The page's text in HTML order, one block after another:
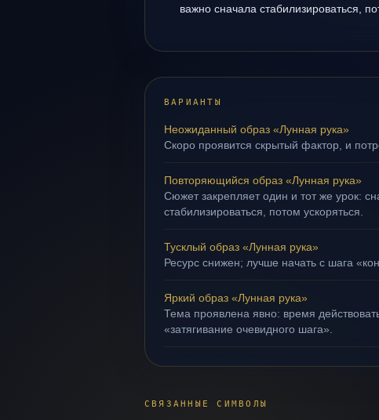
важно сначала стабилизироваться,
ВАРИАНТЫ
Неожиданный образ «Лунная рука»
Скоро проявится скрытый фактор, и
Повторяющийся образ «Лунная рука»
Сюжет закрепляет один и тот же урок:
стабилизироваться, потом ускоряться.
Тусклый образ «Лунная рука»
Ресурс снижен; лучше начать с шага
Яркий образ «Лунная рука»
Тема проявлена явно: время
«затягивание очевидного шага».
СВЯЗАННЫЕ СИМВОЛЫ